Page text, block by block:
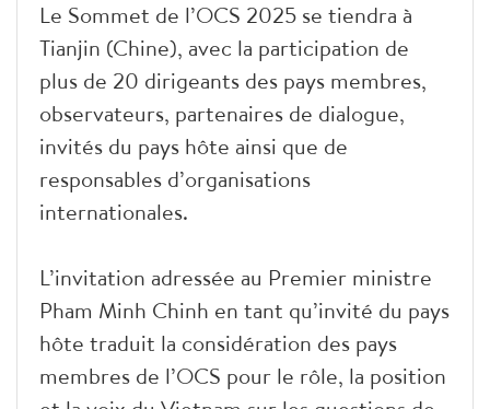
Le Sommet de l’OCS 2025 se tiendra à
Tianjin (Chine), avec la participation de
plus de 20 dirigeants des pays membres,
observateurs, partenaires de dialogue,
invités du pays hôte ainsi que de
responsables d’organisations
internationales.
L’invitation adressée au Premier ministre
Pham Minh Chinh en tant qu’invité du pays
hôte traduit la considération des pays
membres de l’OCS pour le rôle, la position